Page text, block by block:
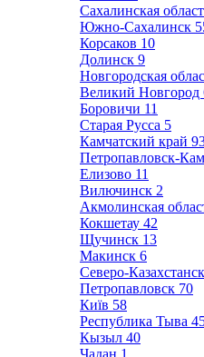
Сахалинская
Южно-Сахалинск
Корсаков 10
Долинск 9
Новгородская
Великий Новгород
Боровичи 11
Старая Русса 5
Камчатский край
Петропавловск-
Елизово 11
Вилючинск 2
Акмолинская
Кокшетау 42
Щучинск 13
Макинск 6
Северо-
Петропавловск 70
Київ 58
Республика Тыва
Кызыл 40
Чадан 1